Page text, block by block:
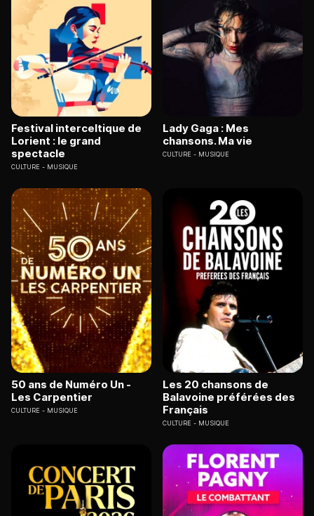
Festival interceltique de
Lorient : le grand
spectacle
CULTURE MUSIQUE
Lady Gaga : Mes
chansons. Ma vie
CULTURE MUSIQUE
50 ans de Numéro Un -
Les Carpentier
CULTURE MUSIQUE
Les 20 chansons de
Balavoine préférées des
Français
CULTURE MUSIQUE